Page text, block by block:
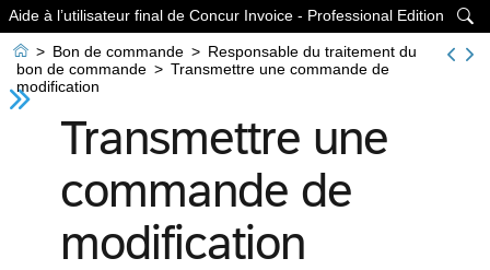

Aide à l’utilisateur final de Concur Invoice - Professional Edition
 > Bon de commande > Responsable du traitement du
bon de commande > Transmettre une commande de
modification
Transmettre une
commande de
modification